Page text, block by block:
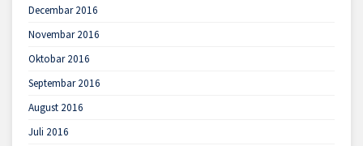
Decembar 2016
Novembar 2016
Oktobar 2016
Septembar 2016
August 2016
Juli 2016